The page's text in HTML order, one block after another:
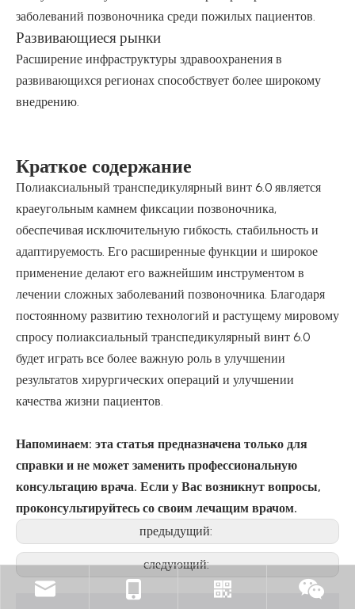
заболеваний позвоночника среди пожилых пациентов.
Развивающиеся рынки
Расширение инфраструктуры здравоохранения в
развивающихся регионах способствует более широкому
внедрению.
Краткое содержание
Полиаксиальный транспедикулярный винт 6.0 является
краеугольным камнем фиксации позвоночника,
обеспечивая исключительную гибкость, стабильность и
адаптируемость. Его расширенные функции и широкое
применение делают его важнейшим инструментом в
лечении сложных заболеваний позвоночника. Благодаря
постоянному развитию технологий и растущему мировому
спросу полиаксиальный транспедикулярный винт 6.0
будет играть все более важную роль в улучшении
результатов хирургических операций и улучшении
качества жизни пациентов.
Напоминаем: эта статья предназначена только для
справки и не может заменить профессиональную
консультацию врача. Если у Вас возникнут вопросы,
проконсультируйтесь со своим лечащим врачом.
предыдущий:
следующий: